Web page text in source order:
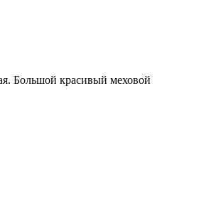
Большой красивый меховой